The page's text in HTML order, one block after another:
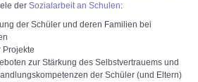
der Sozialarbeit an Schulen:
der Schüler und deren Familien bei
Projekte
zur Stärkung des Selbstvertrauems und
der Schüler (und Eltern)